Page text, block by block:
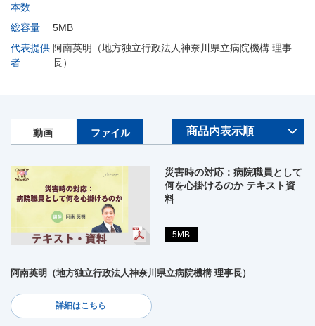
本数
総容量
5MB
代表提供
者
阿南英明（地方独立行政法人神奈川県立病院機構 理事
長）
動画 ファイル
災害時の対応：病院職員として
何を心掛けるのか テキスト資
料
5MB
阿南英明（地方独立行政法人神奈川県立病院機構 理事長）
詳細はこちら